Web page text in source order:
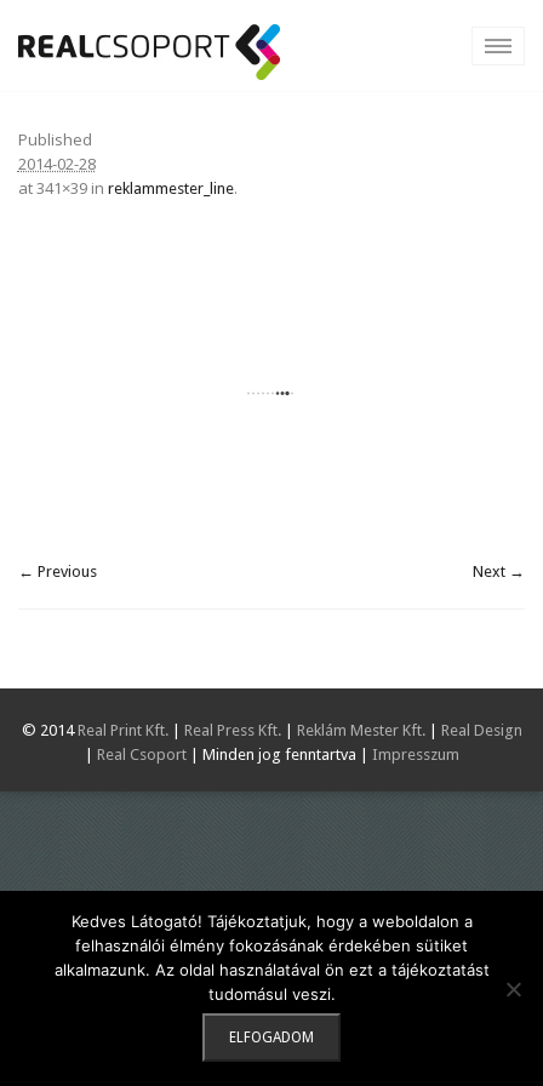
Published
2014-02-28
at 341×39 in reklammester_line.
← Previous Next →
© 2014 Real Print Kft.| Real Press Kft.| Reklám Mester Kft.| Real Design
| Real Csoport| Minden jog fenntartva | Impresszum
Kedves Látogató! Tájékoztatjuk, hogy a weboldalon a
felhasználói élmény fokozásának érdekében sütiket
alkalmazunk. Az oldal használatával ön ezt a tájékoztatást
tudomásul veszi.
ELFOGADOM